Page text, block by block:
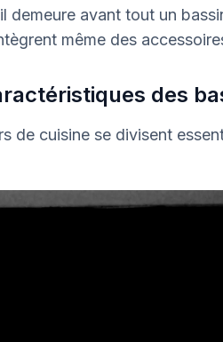
demeure avant tout un
même des
des
de cuisine se divisent